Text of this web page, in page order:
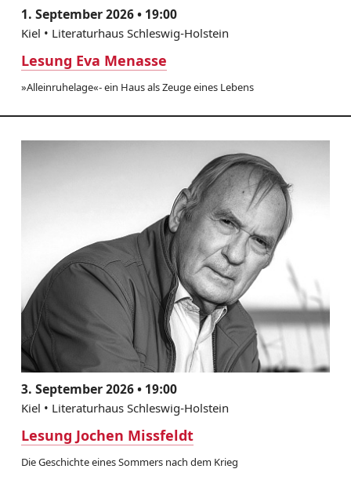
1. September 2026 • 19:00
Kiel • Literaturhaus Schleswig-Holstein
Lesung Eva Menasse
»Alleinruhelage«- ein Haus als Zeuge eines Lebens
3. September 2026 • 19:00
Kiel • Literaturhaus Schleswig-Holstein
Lesung Jochen Missfeldt
Die Geschichte eines Sommers nach dem Krieg